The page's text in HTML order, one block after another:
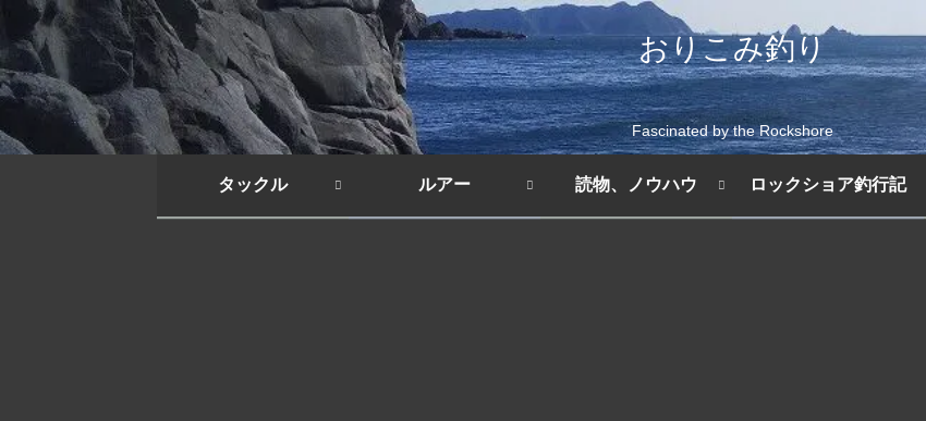
おりこみ釣り
Fascinated by the Rockshore
タックル ルアー 読物、ノウハウ ロックショア釣行記